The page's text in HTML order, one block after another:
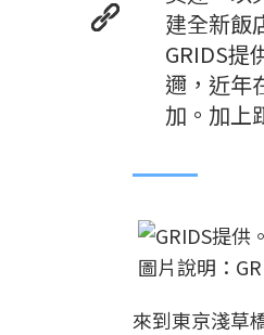
建全新飯
GRIDS提
邇，近年
加。加上
圖片說明：
來到東京淺草